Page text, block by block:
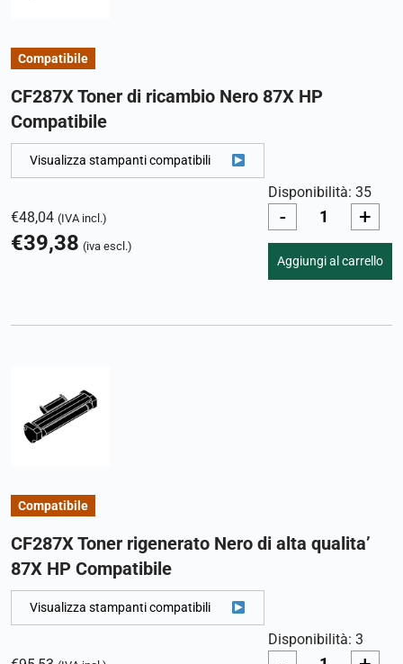
Compatibile
CF287X Toner di ricambio Nero 87X HP
Compatibile
Visualizza stampanti compatibili
€48,04 (IVA incl.)
€39,38 (iva escl.)
Disponibilità: 35
- +
Aggiungi al carrello
Compatibile
CF287X Toner rigenerato Nero di alta qualita’
87X HP Compatibile
Visualizza stampanti compatibili
Disponibilità: 3